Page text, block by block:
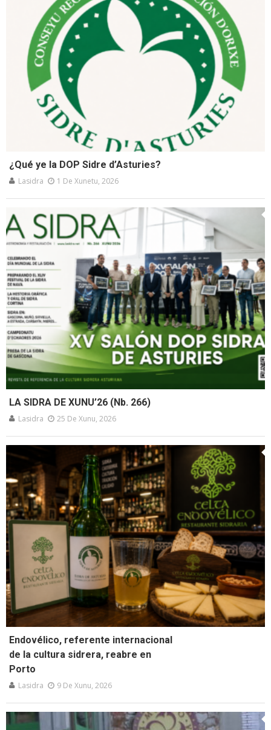
¿Qué ye la DOP Sidre d’Asturies?
Lasidra 1 De Xunetu, 2026
LA SIDRA DE XUNU’26 (Nb. 266)
Lasidra 25 De Xunu, 2026
Endovélico, referente internacional
de la cultura sidrera, reabre en
Porto
Lasidra 9 De Xunu, 2026